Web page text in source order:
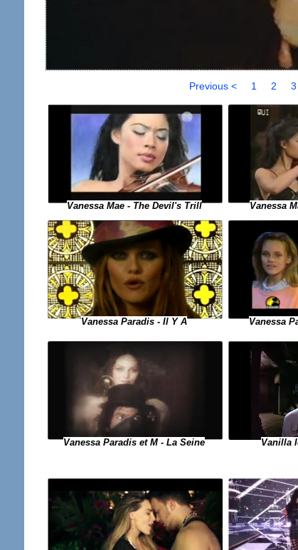
Previous < 1 2 3
Vanessa Mae - The Devil's Trill Vanessa
Vanessa Paradis - Il Y A Vanessa
Vanessa Paradis et M - La Seine Vanilla